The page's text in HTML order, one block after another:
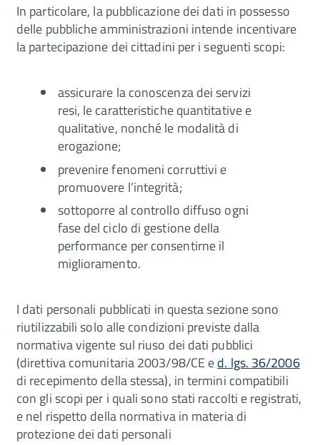
In particolare, la pubblicazione dei dati in possesso
delle pubbliche amministrazioni intende incentivare
la partecipazione dei cittadini per i seguenti scopi:
assicurare la conoscenza dei servizi
resi, le caratteristiche quantitative e
qualitative, nonché le modalità di
erogazione;
prevenire fenomeni corruttivi e
promuovere l’integrità;
sottoporre al controllo diffuso ogni
fase del ciclo di gestione della
performance per consentirne il
miglioramento.
I dati personali pubblicati in questa sezione sono
riutilizzabili solo alle condizioni previste dalla
normativa vigente sul riuso dei dati pubblici
(direttiva comunitaria 2003/98/CE ed. lgs. 36/2006
di recepimento della stessa), in termini compatibili
con gli scopi per i quali sono stati raccolti e registrati,
e nel rispetto della normativa in materia di
protezione dei dati personali